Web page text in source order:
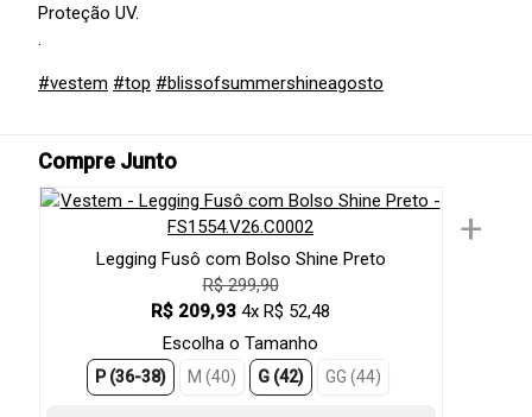
Proteção UV.
.
#vestem #top #blissofsummershineagosto
Compre Junto
Legging Fusô com Bolso Shine Preto
R$ 299,90
R$ 209,93 4x R$ 52,48
Escolha o Tamanho
P (36-38) M (40) G (42) GG (44)
+